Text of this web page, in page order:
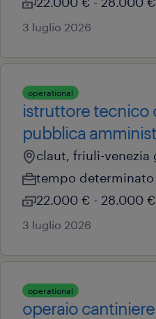
3 luglio 2026
operational
istruttore tecnico
pubblica
claut, friuli-venezia
tempo determinato
22.000 € - 28.000
3 luglio 2026
operational
operaio cantiniere